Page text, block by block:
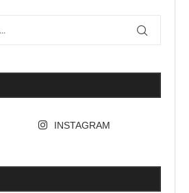
INSTAGRAM